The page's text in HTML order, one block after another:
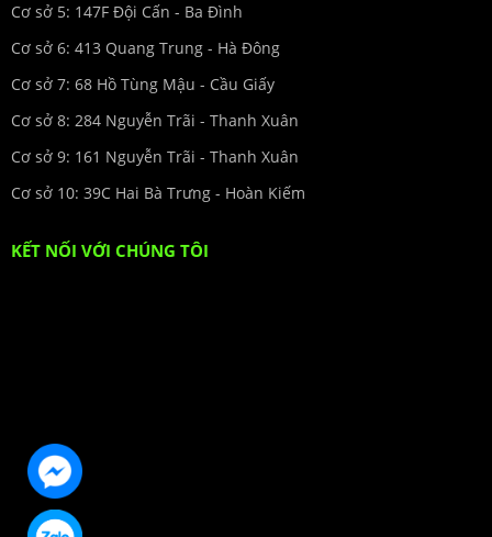
Cơ sở 5: 147F Đội Cấn - Ba Đình
Cơ sở 6: 413 Quang Trung - Hà Đông
Cơ sở 7: 68 Hồ Tùng Mậu - Cầu Giấy
Cơ sở 8: 284 Nguyễn Trãi - Thanh Xuân
Cơ sở 9: 161 Nguyễn Trãi - Thanh Xuân
Cơ sở 10: 39C Hai Bà Trưng - Hoàn Kiếm
KẾT NỐI VỚI CHÚNG TÔI